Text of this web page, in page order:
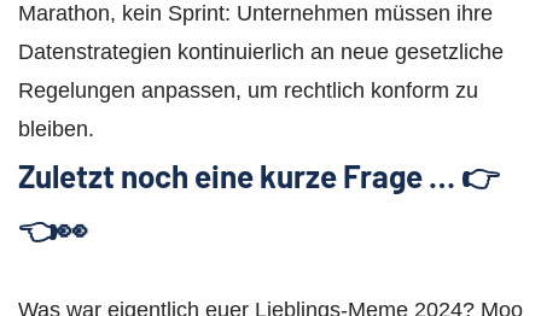
Marathon, kein Sprint: Unternehmen müssen ihre
Datenstrategien kontinuierlich an neue gesetzliche
Regelungen anpassen, um rechtlich konform zu
bleiben.
Zuletzt noch eine kurze Frage … 👉
👈👀
Was war eigentlich euer Lieblings-Meme 2024? Moo